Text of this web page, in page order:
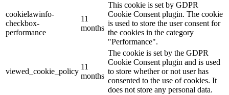
cookielawinfo-
checkbox-
performance
11
months
This cookie is set by GDPR
Cookie Consent plugin. The cookie
is used to store the user consent for
the cookies in the category
"Performance".
viewed_cookie_policy
11
months
The cookie is set by the GDPR
Cookie Consent plugin and is used
to store whether or not user has
consented to the use of cookies. It
does not store any personal data.